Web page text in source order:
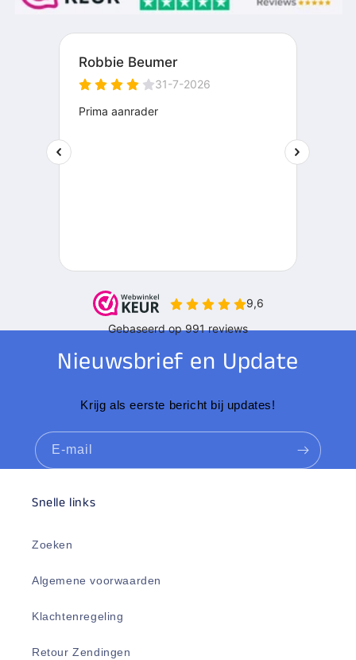
Nieuwsbrief en Update
Krijg als eerste bericht bij updates!
E‑mail
Snelle links
Zoeken
Algemene voorwaarden
Klachtenregeling
Retour Zendingen